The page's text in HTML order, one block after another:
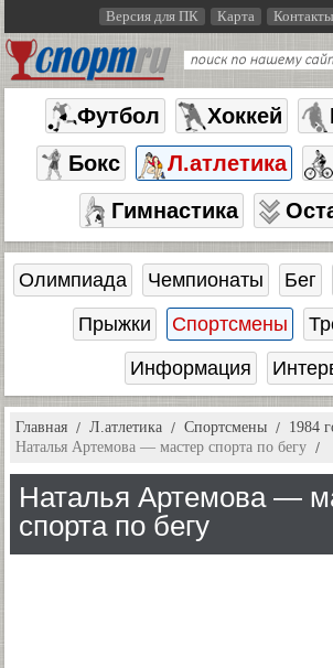
Версия для ПК Карта Контакты
Футбол Хоккей
Бокс
Л.атлетика
Гимнастика
Олимпиада Чемпионаты Бег
Прыжки
Спортсмены
Информация
Главная Л.атлетика Спортсмены
1984
Наталья Артемова — мастер спорта по бегу
Наталья Артемова —
спорта по бегу